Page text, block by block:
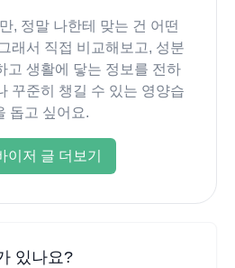
, 정말 나한테 맞는 건 어떤
래서 직접 비교해보고, 성분
고 생활에 닿는 정보를 전하
꾸준히 챙길 수 있는 영양습
돕고 싶어요.
이저 글 더보기
있나요?